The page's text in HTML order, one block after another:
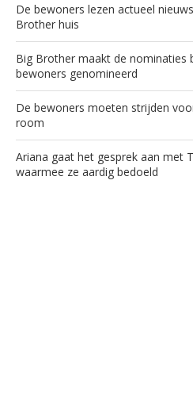
De bewoners lezen actueel
Brother huis
Big Brother maakt de nominaties
bewoners genomineerd
De bewoners moeten strijden
room
Ariana gaat het gesprek aan met
waarmee ze aardig bedoeld